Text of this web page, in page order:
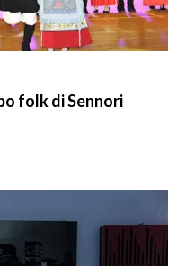
folk di Sennori